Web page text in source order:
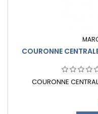
COURONNE
COURONNE